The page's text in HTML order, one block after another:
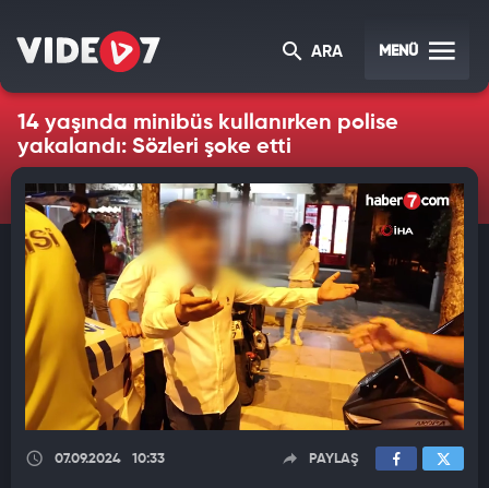
ARA MENÜ
14 yaşında minibüs kullanırken polise
yakalandı: Sözleri şoke etti
07.09.2024 10:33 PAYLAŞ